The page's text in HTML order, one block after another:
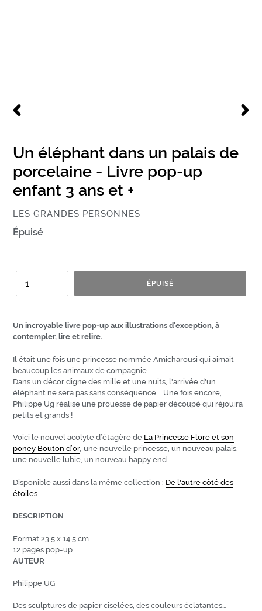
Un éléphant dans un palais de
porcelaine - Livre pop-up
enfant 3 ans et +
ÉDITEUR
LES GRANDES PERSONNES
Prix
Épuisé
ÉPUISÉ
Un incroyable livre pop-up aux illustrations d'exception, à
contempler, lire et relire.
Il était une fois une princesse nommée Amicharousi qui aimait
beaucoup les animaux de compagnie.
Dans un décor digne des mille et une nuits, l'arrivée d'un
éléphant ne sera pas sans conséquence... Une fois encore,
Philippe Ug réalise une prouesse de papier découpé qui réjouira
petits et grands !
Voici le nouvel acolyte d’étagère de La Princesse Flore et son
poney Bouton d’or, une nouvelle princesse, un nouveau palais,
une nouvelle lubie, un nouveau happy end.
Disponible aussi dans la même collection : De l'autre côté des
étoiles
DESCRIPTION
Format 23,5 x 14,5 cm
12 pages pop-up
AUTEUR
Philippe UG
Des sculptures de papier ciselées, des couleurs éclatantes…